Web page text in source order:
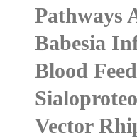
Pathways
Babesia
Blood
Vector